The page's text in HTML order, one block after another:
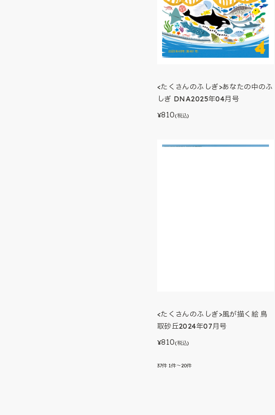
<たくさんのふしぎ>あなたの中のふ
しぎ DNA2025年04月号
¥810(税込)
<たくさんのふしぎ>風が描く絵 鳥
取砂丘2024年07月号
¥810(税込)
37件 1件～20件